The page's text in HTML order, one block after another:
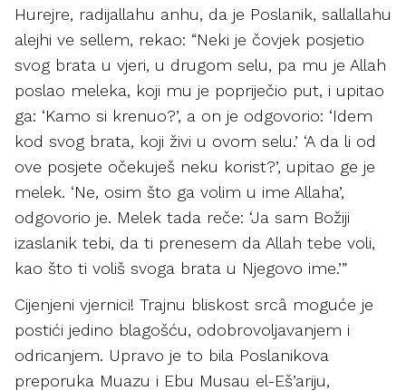
Hurejre, radijallahu anhu, da je Poslanik, sallallahu
alejhi ve sellem, rekao: “Neki je čovjek posjetio
svog brata u vjeri, u drugom selu, pa mu je Allah
poslao meleka, koji mu je popriječio put, i upitao
ga: ‘Kamo si krenuo?’, a on je odgovorio: ‘Idem
kod svog brata, koji živi u ovom selu.’ ‘A da li od
ove posjete očekuješ neku korist?’, upitao ge je
melek. ‘Ne, osim što ga volim u ime Allaha’,
odgovorio je. Melek tada reče: ‘Ja sam Božiji
izaslanik tebi, da ti prenesem da Allah tebe voli,
kao što ti voliš svoga brata u Njegovo ime.’”
Cijenjeni vjernici! Trajnu bliskost srcâ moguće je
postići jedino blagošću, odobrovoljavanjem i
odricanjem. Upravo je to bila Poslanikova
preporuka Muazu i Ebu Musau el-Eš’ariju,